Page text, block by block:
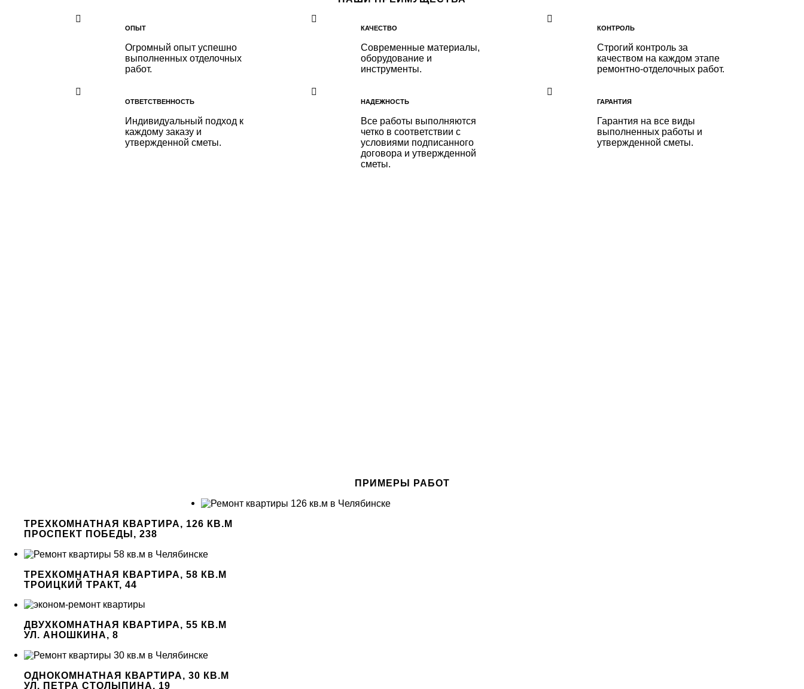
ОПЫТ
Огромный опыт успешно
выполненных отделочных
работ.
ОТВЕТСТВЕННОСТЬ
Индивидуальный подход к
каждому заказу и
утвержденной сметы.
КАЧЕСТВО
Современные материалы,
оборудование и
инструменты.
НАДЕЖНОСТЬ
Все работы выполняются
четко в соответствии с
условиями подписанного
договора и утвержденной
сметы.
КОНТРОЛЬ
Строгий контроль за
качеством на каждом этапе
ремонтно-отделочных работ.
ГАРАНТИЯ
Гарантия на все виды
выполненных работы и
утвержденной сметы.
ПРИМЕРЫ РАБОТ
ТРЕХКОМНАТНАЯ КВАРТИРА, 126 КВ.М
ПРОСПЕКТ ПОБЕДЫ, 238
ТРЕХКОМНАТНАЯ КВАРТИРА, 58 КВ.М
ТРОИЦКИЙ ТРАКТ, 44
ДВУХКОМНАТНАЯ КВАРТИРА, 55 КВ.М
УЛ. АНОШКИНА, 8
ОДНОКОМНАТНАЯ КВАРТИРА, 30 КВ.М
УЛ. ПЕТРА СТОЛЫПИНА, 19